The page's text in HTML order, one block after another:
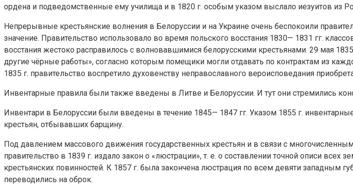
ордена и подведомственные ему училища и в 1820 г. особым указом выслало иезуитов из
Непрерывные крестьянские волнения в Белоруссии и на Украине очень беспокоили
значение. Правительство использовало во время польского восстания 1830— 1831 гг.
восстания жестоко расправилось с волновавшимися белорусскими крестьянами. 29 мая
другие чёрные работы», согласно которым помещики могли отдавать по контрактам из
1835 г. правительство воспретило духовенству неправославного вероисповедания
Инвентарные правила были также введены в Литве и Белоруссии. И тут они стремились
Инвентари в Белоруссии были введены в течение 1845— 1847 гг. Указом 1855 г.
крестьян, отбывавших барщину.
Под давлением массового движения государственных крестьян и в связи с
правительство в 1839 г. издало закон о «люстрации», т. е. о составлении точной описи
крестьянских повинностей. К 1857 г. была закончена люстрация по всем девяти западным
переводились на оброк.